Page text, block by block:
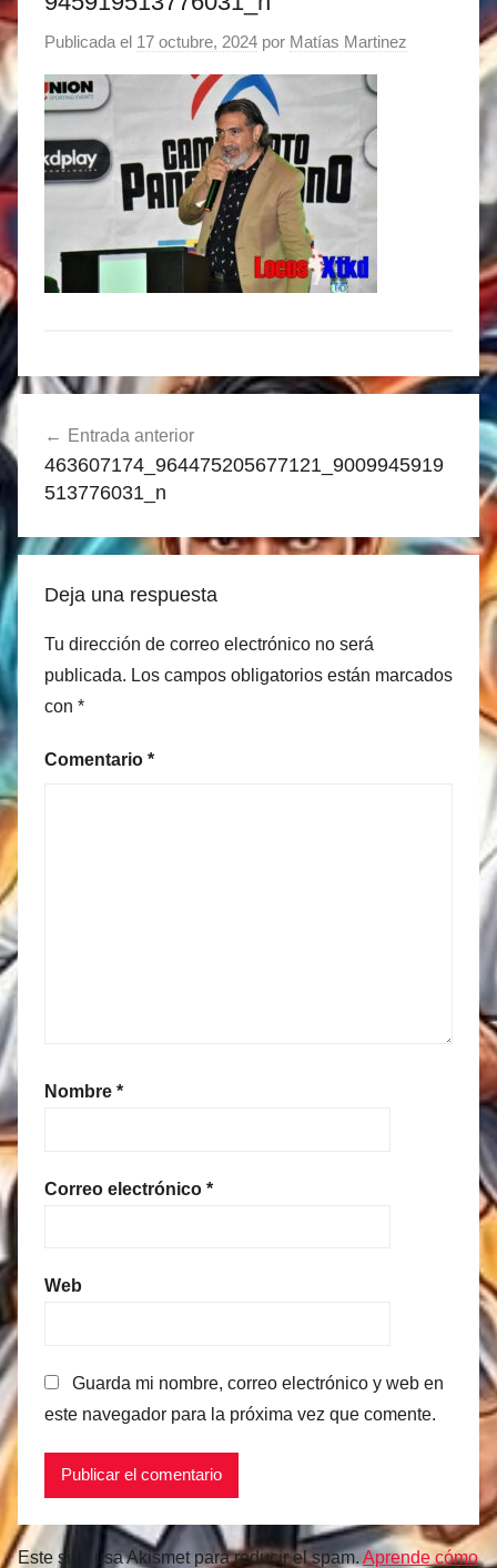
Publicada el 17 octubre, 2024 por Matías Martinez
de
entradas
Entrada anterior
463607174_964475205677121_9009945919
513776031_n
Deja una respuesta
Tu dirección de correo electrónico no será
publicada. Los campos obligatorios están marcados
con *
Comentario *
Nombre *
Correo electrónico *
Web
Guarda mi nombre, correo electrónico y web en
este navegador para la próxima vez que comente.
Este sitio usa Akismet para reducir el spam. Aprende cómo